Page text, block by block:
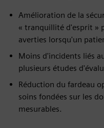
Amélioration de la
« tranquillité d'esprit »
averties lorsqu'un
Moins d'incidents liés
plusieurs études
Réduction du fardeau
soins fondées sur les
mesurables.